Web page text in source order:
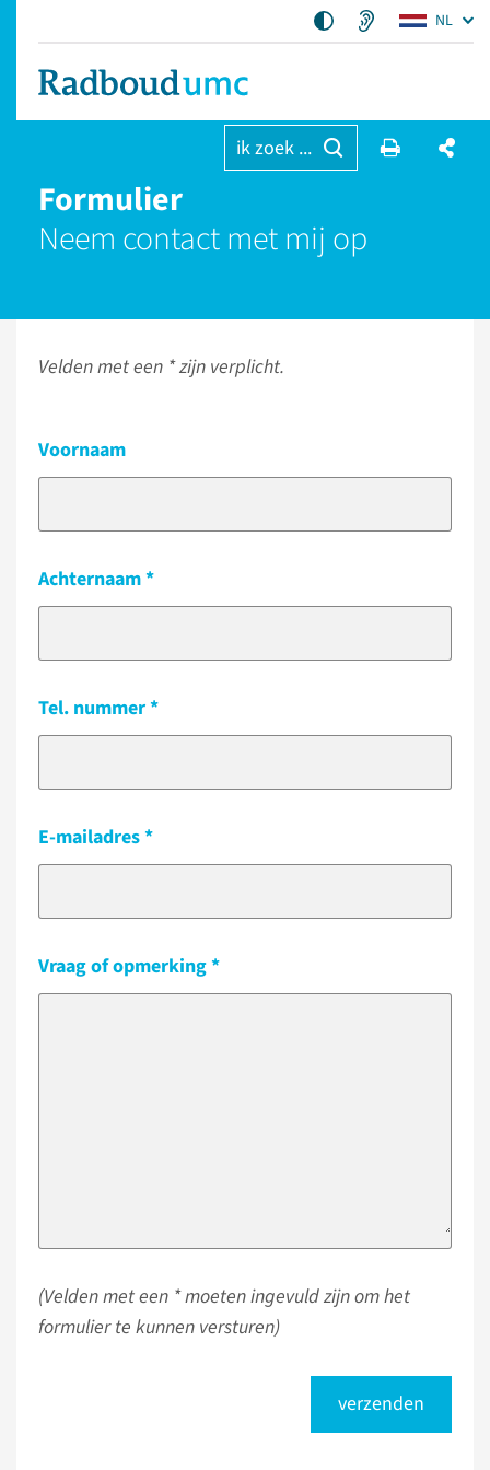
NL
ik zoek ...
Formulier
Neem contact met mij op
Velden met een * zijn verplicht.
Voornaam
Achternaam
Tel. nummer
E-mailadres
Vraag of opmerking
(Velden met een * moeten ingevuld zijn om het
formulier te kunnen versturen)
verzenden